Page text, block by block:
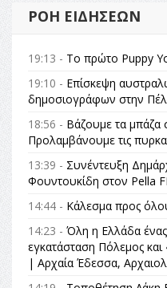
ΡΟΉ ΕΙΔΉΣΕΩΝ
19:13 - Το πρώτο Puppy
19:10 - Επίσκεψη
δημοσιογράφων στην
18:56 - Βάζουμε τα μπάζα
Προλαμβάνουμε τις
13:39 - Συνέντευξη
Φουντουκίδη στον Pella
14:44 - Κάλεσμα προς
14:23 - Όλη η Ελλάδα
εγκατάσταση Πόλεμος
| Αρχαία Έδεσσα,